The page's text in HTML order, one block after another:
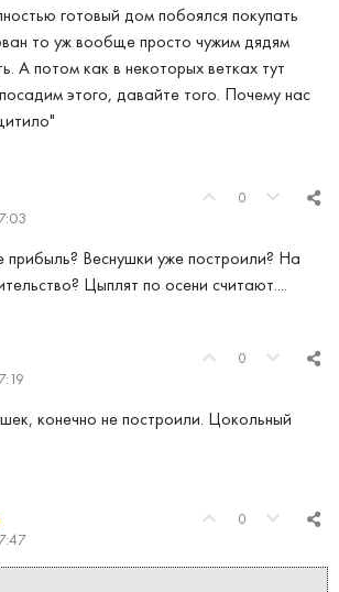
готовый дом побоялся покупать
то уж вообще просто чужим дядям
А потом как в некоторых ветках тут
этого, давайте того. Почему нас
0
прибыль? Веснушки уже построили? На
Цыплят по осени считают....
0
конечно не построили. Цокольный
0